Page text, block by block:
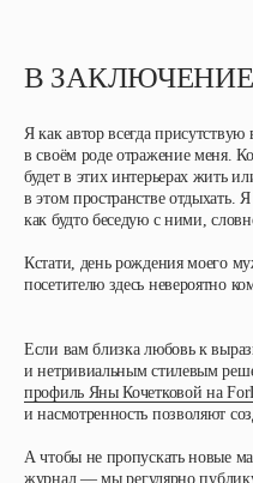
В ЗАКЛЮЧЕНИЕ
Я как автор всегда
в своём роде отражение меня.
будет в этих интерьерах жить
в этом пространстве отдыхать.
как будто беседую с ними,
Кстати, день рождения моего
посетителю здесь невероятно
Если вам близка любовь к
и нетривиальным стилевым
профиль Яны Кочетковой на
и насмотренность позволяют
А чтобы не пропускать новые
журнал— мы регулярно